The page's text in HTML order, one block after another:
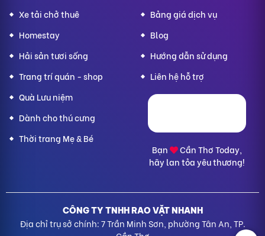
Xe tải chở thuê
Homestay
Hải sản tươi sống
Trang trí quán - shop
Quà Lưu niệm
Dành cho thú cưng
Thời trang Mẹ & Bé
Bảng giá dịch vụ
Blog
Hướng dẫn sử dụng
Liên hệ hỗ trợ
Bạn
Cần Thơ Today,
hãy lan tỏa yêu thương!
CÔNG TY TNHH RAO VẶT NHANH
Địa chỉ trụ sở chính: 7 Trần Minh Sơn, phường Tân An, TP.